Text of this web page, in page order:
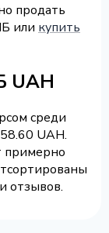
продать
или купить
UAH
среди
UAH.
примерно
отзывов.